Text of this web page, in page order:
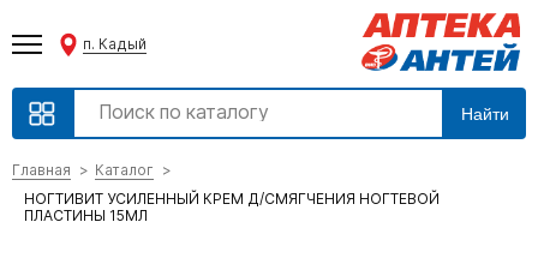
п. Кадый
Найти
Главная
Каталог
НОГТИВИТ УСИЛЕННЫЙ КРЕМ Д/СМЯГЧЕНИЯ НОГТЕВОЙ
ПЛАСТИНЫ 15МЛ